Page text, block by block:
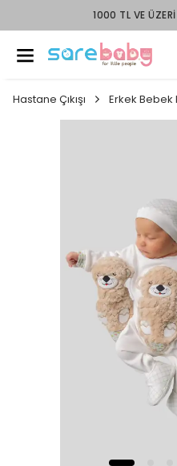
1000 TL VE
Hastane Çıkışı Erkek Bebek